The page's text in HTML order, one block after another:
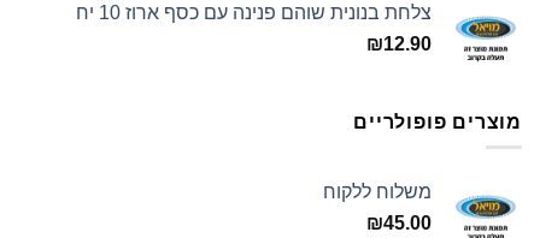
צלחת בנונית שוהם פנינה עם כסף ארוז 10 יח
₪12.90
מוצרים פופולריים
משלוח ללקוח
₪45.00